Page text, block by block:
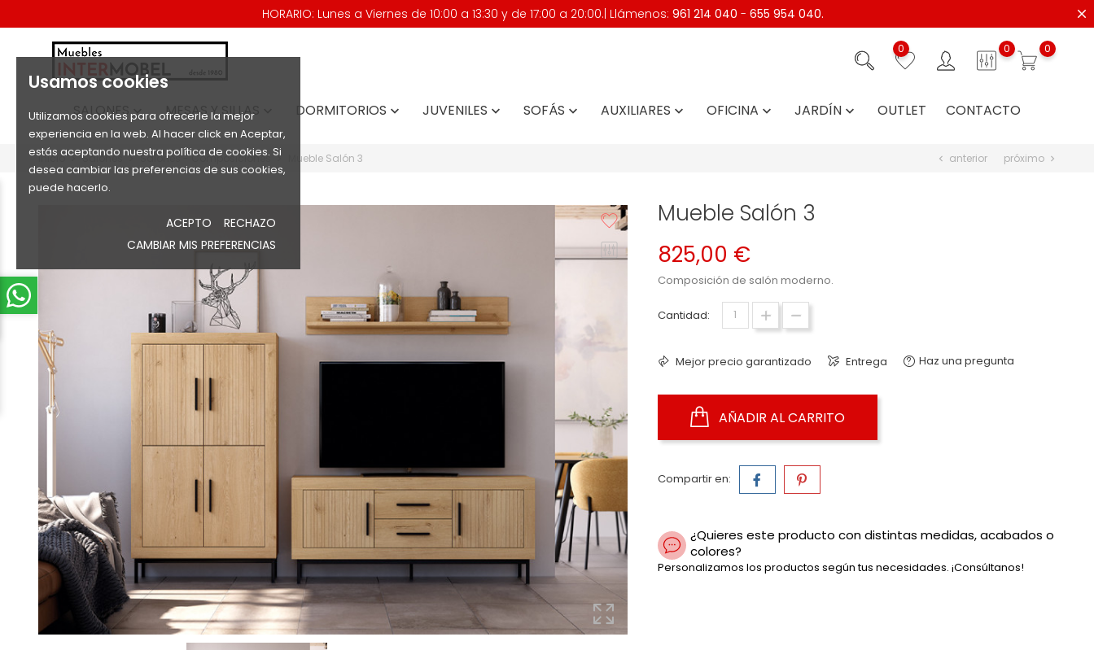
Usamos cookies
Utilizamos cookies para ofrecerle la mejor
experiencia en la web. Al hacer click en Aceptar,
estás aceptando nuestra política de cookies. Si
desea cambiar las preferencias de sus cookies,
puede hacerlo.
ACEPTO
RECHAZO
CAMBIAR MIS PREFERENCIAS
HORARIO: Lunes a Viernes de 10:00 a 13:30 y de 17:00 a 20:00.| Llámenos: 961 214 040 - 655 954 040.
0 0 0
SALONES  MESAS Y SILLAS DORMITORIOS  JUVENILES  SOFÁS  AUXILIARES  OFICINA  JARDÍN  OUTLET CONTACTO
Inicio Salones Salones - Composiciones Mueble Salón 3 chevron_left anterior próximo chevron_right
Mueble Salón 3
825,00 €
Composición de salón moderno.
Cantidad:
Mejor precio garantizado Entrega Haz una pregunta
AÑADIR AL CARRITO
Compartir en:
¿Quieres este producto con distintas medidas, acabados o
colores?
Personalizamos los productos según tus necesidades. ¡Consúltanos!